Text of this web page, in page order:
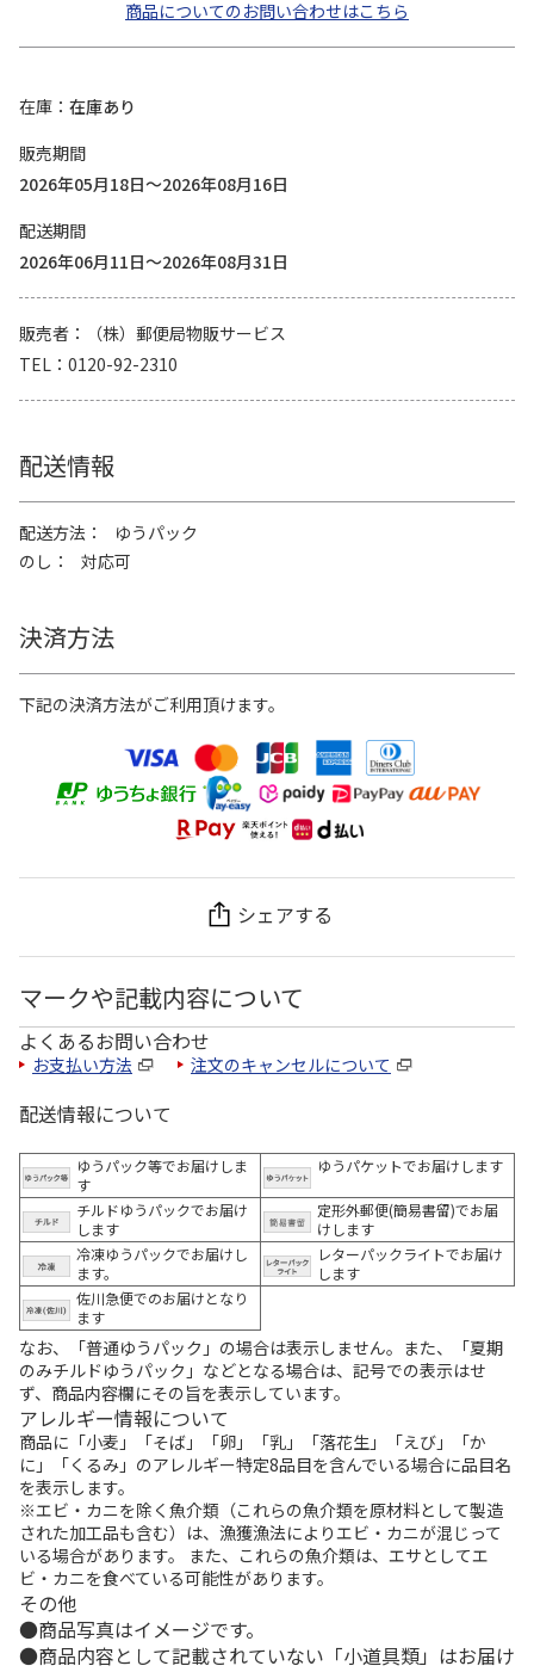
商品についてのお問い合わせはこちら
在庫
在庫あり
販売期間
2026年05月18日～2026年08月16日
配送期間
2026年06月11日～2026年08月31日
販売者
（株）郵便局物販サービス
TEL
0120-92-2310
配送情報
配送方法
ゆうパック
のし
対応可
決済方法
下記の決済方法がご利用頂けます。
シェアする
マークや記載内容について
よくあるお問い合わせ
お支払い方法 注文のキャンセルについて
配送情報について
ゆうパック等でお届けしま
す
ゆうパケットでお届けします
チルドゆうパックでお届け
します
定形外郵便(簡易書留)でお届
けします
冷凍ゆうパックでお届けし
ます。
レターパックライトでお届け
します
佐川急便でのお届けとなり
ます
なお、「普通ゆうパック」の場合は表示しません。また、「夏期
のみチルドゆうパック」などとなる場合は、記号での表示はせ
ず、商品内容欄にその旨を表示しています。
アレルギー情報について
商品に「小麦」「そば」「卵」「乳」「落花生」「えび」「か
に」「くるみ」のアレルギー特定8品目を含んでいる場合に品目名
を表示します。
※エビ・カニを除く魚介類（これらの魚介類を原材料として製造
された加工品も含む）は、漁獲漁法によりエビ・カニが混じって
いる場合があります。 また、これらの魚介類は、エサとしてエ
ビ・カニを食べている可能性があります。
その他
商品写真はイメージです。
商品内容として記載されていない「小道具類」はお届け